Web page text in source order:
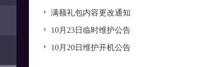
满额礼包内容更改通知
10月23日临时维护公告
10月20日维护开机公告